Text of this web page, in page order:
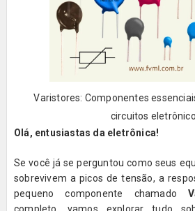
Varistores: Componentes
circuitos
Olá, entusiastas da eletrônica!
Se você já se perguntou como seus
sobrevivem a picos de tensão, a
pequeno componente chamado